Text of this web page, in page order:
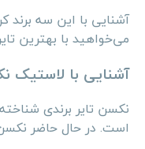
آشنایی با این سه برند
می‌خواهید با بهترین
آشنایی با لاستیک
است. در حال حاضر